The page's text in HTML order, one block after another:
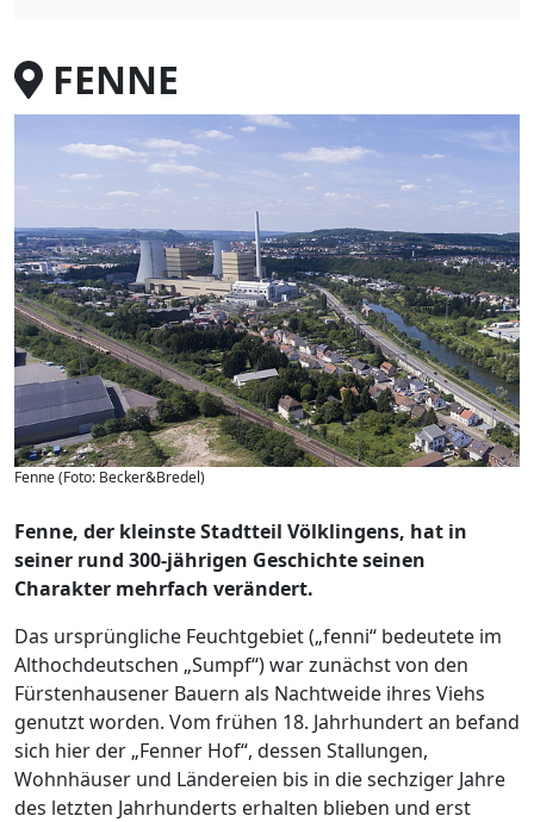
FENNE
Fenne (Foto: Becker&Bredel)
Fenne, der kleinste Stadtteil Völklingens, hat in
seiner rund 300-jährigen Geschichte seinen
Charakter mehrfach verändert.
Das ursprüngliche Feuchtgebiet („fenni“ bedeutete im
Althochdeutschen „Sumpf“) war zunächst von den
Fürstenhausener Bauern als Nachtweide ihres Viehs
genutzt worden. Vom frühen 18. Jahrhundert an befand
sich hier der „Fenner Hof“, dessen Stallungen,
Wohnhäuser und Ländereien bis in die sechziger Jahre
des letzten Jahrhunderts erhalten blieben und erst